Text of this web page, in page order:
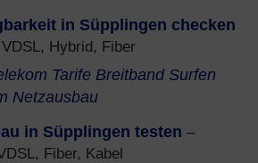
in Süpplingen checken
Hybrid, Fiber
Tarife Breitband Surfen
Netzausbau
in Süpplingen testen –
Fiber, Kabel